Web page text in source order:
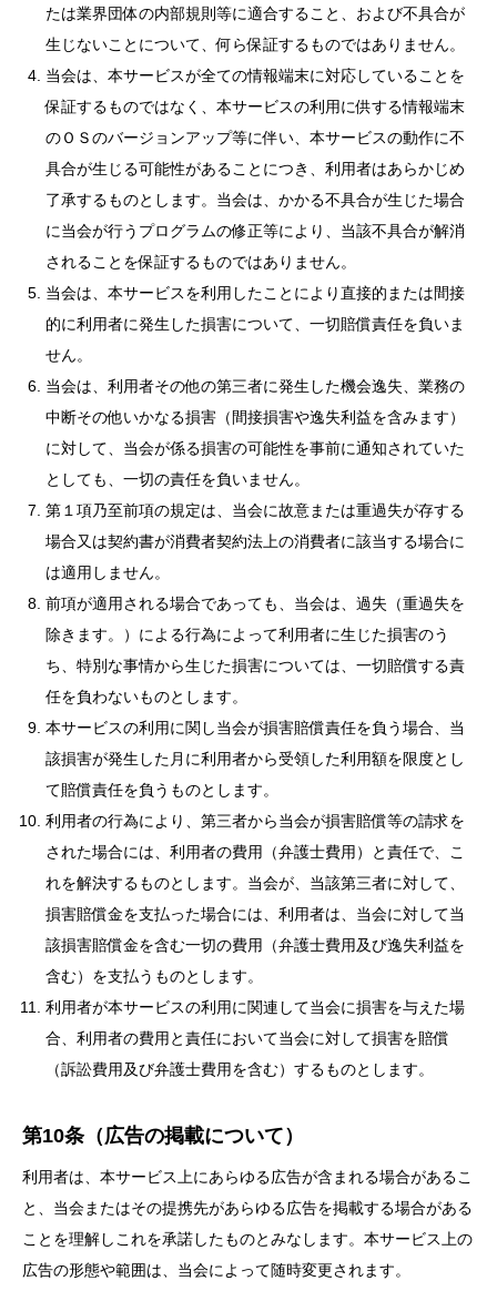
たは業界団体の内部規則等に適合すること、および不具合が
生じないことについて、何ら保証するものではありません。
当会は、本サービスが全ての情報端末に対応していることを
保証するものではなく、本サービスの利用に供する情報端末
のＯＳのバージョンアップ等に伴い、本サービスの動作に不
具合が生じる可能性があることにつき、利用者はあらかじめ
了承するものとします。当会は、かかる不具合が生じた場合
に当会が行うプログラムの修正等により、当該不具合が解消
されることを保証するものではありません。
当会は、本サービスを利用したことにより直接的または間接
的に利用者に発生した損害について、一切賠償責任を負いま
せん。
当会は、利用者その他の第三者に発生した機会逸失、業務の
中断その他いかなる損害（間接損害や逸失利益を含みます）
に対して、当会が係る損害の可能性を事前に通知されていた
としても、一切の責任を負いません。
第１項乃至前項の規定は、当会に故意または重過失が存する
場合又は契約書が消費者契約法上の消費者に該当する場合に
は適用しません。
前項が適用される場合であっても、当会は、過失（重過失を
除きます。）による行為によって利用者に生じた損害のう
ち、特別な事情から生じた損害については、一切賠償する責
任を負わないものとします。
本サービスの利用に関し当会が損害賠償責任を負う場合、当
該損害が発生した月に利用者から受領した利用額を限度とし
て賠償責任を負うものとします。
利用者の行為により、第三者から当会が損害賠償等の請求を
された場合には、利用者の費用（弁護士費用）と責任で、こ
れを解決するものとします。当会が、当該第三者に対して、
損害賠償金を支払った場合には、利用者は、当会に対して当
該損害賠償金を含む一切の費用（弁護士費用及び逸失利益を
含む）を支払うものとします。
利用者が本サービスの利用に関連して当会に損害を与えた場
合、利用者の費用と責任において当会に対して損害を賠償
（訴訟費用及び弁護士費用を含む）するものとします。
第10条（広告の掲載について）
利用者は、本サービス上にあらゆる広告が含まれる場合があるこ
と、当会またはその提携先があらゆる広告を掲載する場合がある
ことを理解しこれを承諾したものとみなします。本サービス上の
広告の形態や範囲は、当会によって随時変更されます。